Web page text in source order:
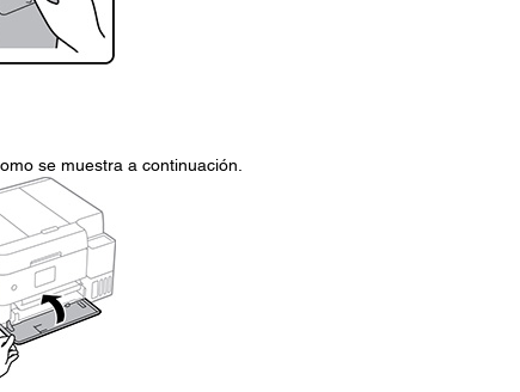
se muestra a continuación.